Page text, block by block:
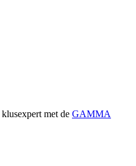
met de GAMMA